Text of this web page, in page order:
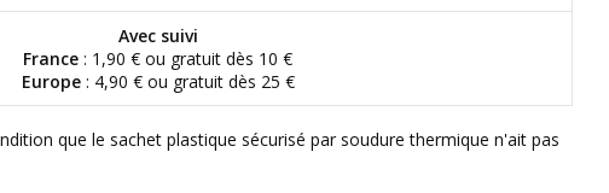
Avec suivi
France : 1,90 € ou gratuit dès 10 €
Europe: 4,90 € ou gratuit dès 25 €
que le sachet plastique sécurisé par soudure thermique n'ait pas